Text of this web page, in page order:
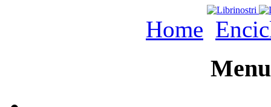
Home